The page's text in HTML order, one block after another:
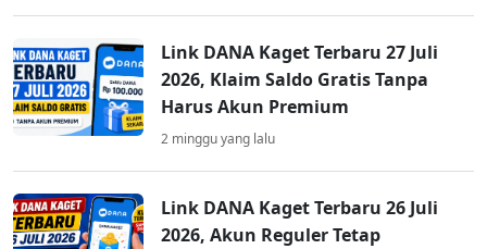
Link DANA Kaget Terbaru 27 Juli
2026, Klaim Saldo Gratis Tanpa
Harus Akun Premium
2 minggu yang lalu
Link DANA Kaget Terbaru 26 Juli
2026, Akun Reguler Tetap